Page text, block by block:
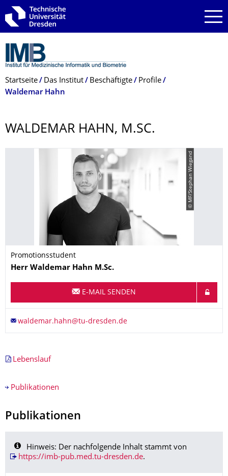
Zur Hauptnavigation springen
Zur Suche springen
Zum Inhalt springen
Breadcrumb-Menü
Startseite Das Institut Beschäftigte
Profile
Waldemar Hahn
WALDEMAR HAHN, M.SC.
© MF/Stephan Wiegand
Promotionsstudent
Name
Herr Waldemar Hahn M.Sc.
E-MAIL SENDEN
Lebenslauf
Publikationen
Publikationen
Hinweis: Der nachfolgende Inhalt stammt von
https://imb-pub.med.tu-dresden.de.